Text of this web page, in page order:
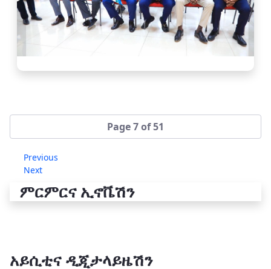
Page 7 of 51
Previous
Next
ምርምርና ኢኖቬሽን
አይሲቲና ዲጂታላይዜሽን